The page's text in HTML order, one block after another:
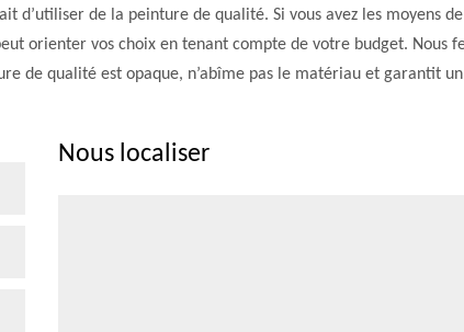
de la peinture de qualité. Si vous avez les moyens
orienter vos choix en tenant compte de votre budget. Nous
de qualité est opaque, n’abîme pas le matériau et garantit
Nous localiser